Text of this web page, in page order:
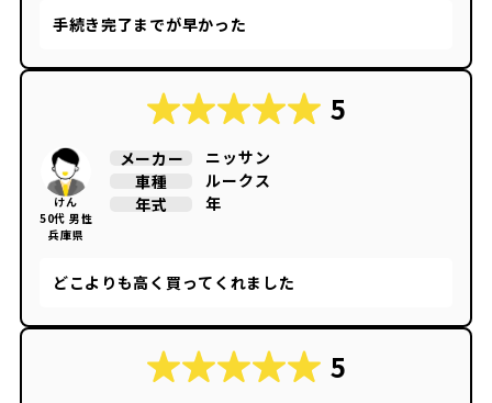
手続き完了までが早かった
5
けん
50代 男性
兵庫県
メーカー
ニッサン
車種
ルークス
年式
年
どこよりも高く買ってくれました
5